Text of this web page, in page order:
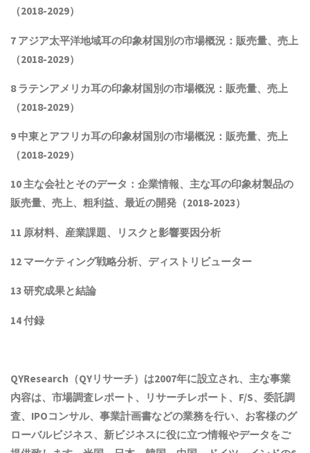
（2018-2029）
7 アジア太平洋地域耳の印象材国別の市場概況：販売量、売上
（2018-2029）
8 ラテンアメリカ耳の印象材国別の市場概況：販売量、売上
（2018-2029）
9 中東とアフリカ耳の印象材国別の市場概況：販売量、売上
（2018-2029）
10 主な会社とそのデータ：企業情報、主な耳の印象材製品の
販売量、売上、粗利益、最近の開発 （2018-2023）
11 原材料、産業課題、リスクと影響要因分析
12 マーケティング戦略分析、ディストリビューター
13 研究成果と結論
14 付録
QYResearch（QYリサーチ）は2007年に設立され、主な事業
内容は、市場調査レポート、リサーチレポート、F/S、委託調
査、IPOコンサル、事業計画書などの業務を行い、お客様のグ
ローバルビジネス、新ビジネスに役に立つ情報やデータをご